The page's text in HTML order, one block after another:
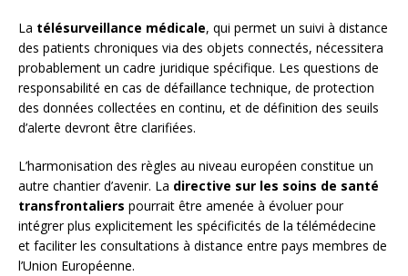
La télésurveillance médicale, qui permet un suivi à distance
des patients chroniques via des objets connectés, nécessitera
probablement un cadre juridique spécifique. Les questions de
responsabilité en cas de défaillance technique, de protection
des données collectées en continu, et de définition des seuils
d’alerte devront être clarifiées.
L’harmonisation des règles au niveau européen constitue un
autre chantier d’avenir. La directive sur les soins de santé
transfrontaliers pourrait être amenée à évoluer pour
intégrer plus explicitement les spécificités de la télémédecine
et faciliter les consultations à distance entre pays membres de
l’Union Européenne.